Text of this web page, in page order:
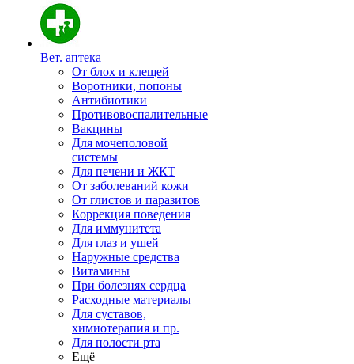
Вет. аптека
От блох и клещей
Воротники, попоны
Антибиотики
Противовоспалительные
Вакцины
Для мочеполовой
системы
Для печени и ЖКТ
От заболеваний кожи
От глистов и паразитов
Коррекция поведения
Для иммунитета
Для глаз и ушей
Наружные средства
Витамины
При болезнях сердца
Расходные материалы
Для суставов,
химиотерапия и пр.
Для полости рта
Ещё